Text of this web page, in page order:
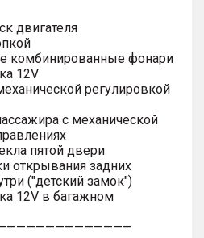
двигателя
комбинированные фонари
12V
регулировкой
с механической
пятой двери
открывания задних
("детский замок")
12V в багажном